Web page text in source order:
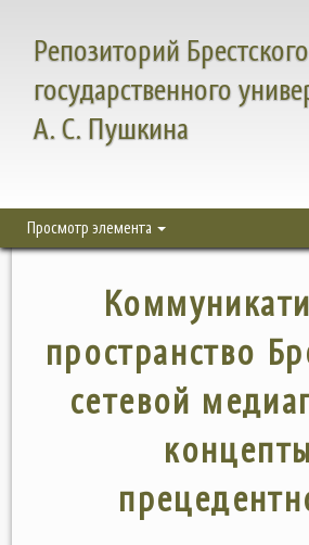
Репозиторий Брестского
государственного
А. С. Пушкина
Просмотр элемента
пространство
сетевой